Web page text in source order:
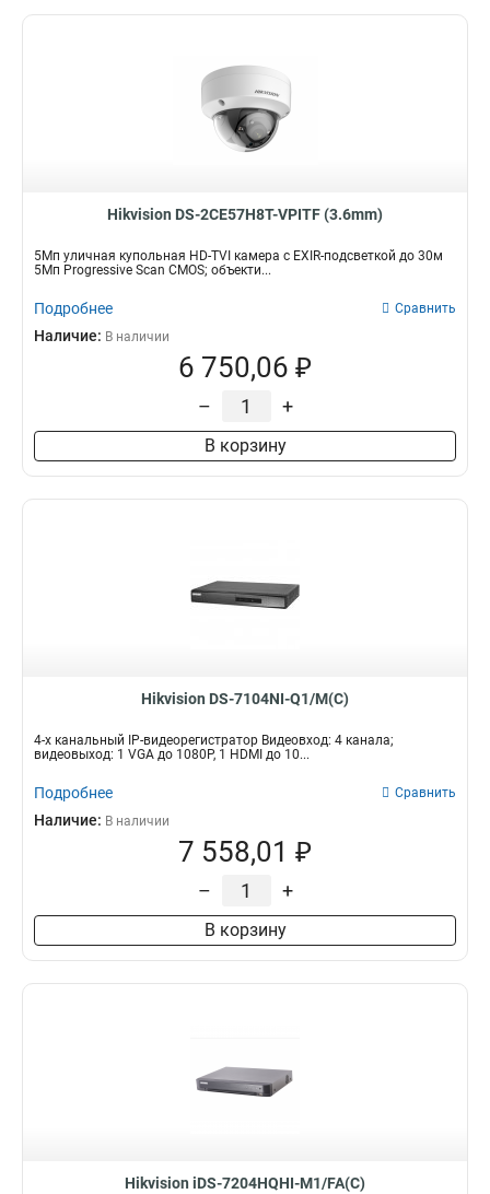
Hikvision DS-2CE57H8T-VPITF (3.6mm)
5Мп уличная купольная HD-TVI камера с EXIR-подсветкой до 30м
5Мп Progressive Scan CMOS; объекти...
Подробнее Сравнить
Наличие: В наличии
6 750,06 ₽
– +
В корзину
Hikvision DS-7104NI-Q1/M(C)
4-х канальный IP-видеорегистратор Видеовход: 4 канала;
видеовыход: 1 VGA до 1080Р, 1 HDMI до 10...
Подробнее Сравнить
Наличие: В наличии
7 558,01 ₽
– +
В корзину
Hikvision iDS-7204HQHI-M1/FA(C)